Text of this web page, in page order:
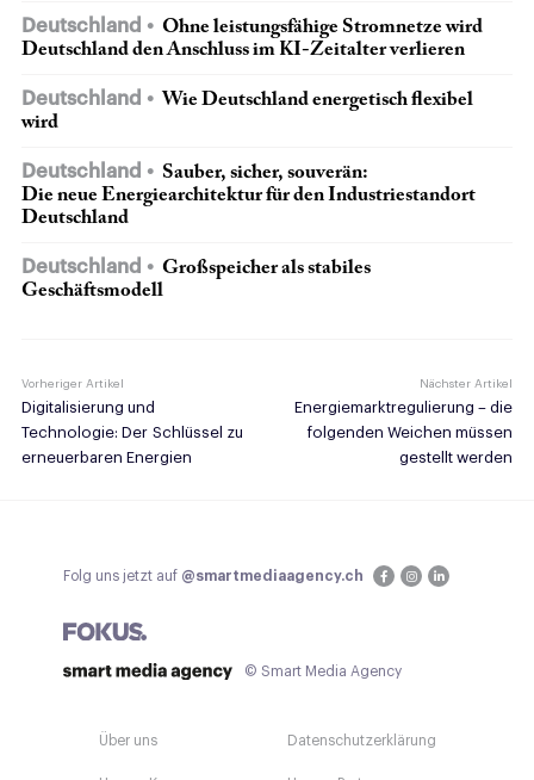
Deutschland
Ohne leistungsfähige Stromnetze wird
Deutschland den Anschluss im KI-Zeitalter verlieren
Deutschland
Wie Deutschland energetisch flexibel
wird
Deutschland
Sauber, sicher, souverän:
Die neue Energie­architektur für den Industriestandort
Deutschland
Deutschland
Großspeicher als stabiles
Geschäftsmodell
Vorheriger Artikel
Digitalisierung und
Technologie: Der Schlüssel zu
erneuerbaren Energien
Nächster Artikel
Energiemarktregulierung – die
folgenden Weichen müssen
gestellt werden
Folg uns jetzt auf @smartmediaagency.ch
© Smart Media Agency
Über uns Datenschutzerklärung